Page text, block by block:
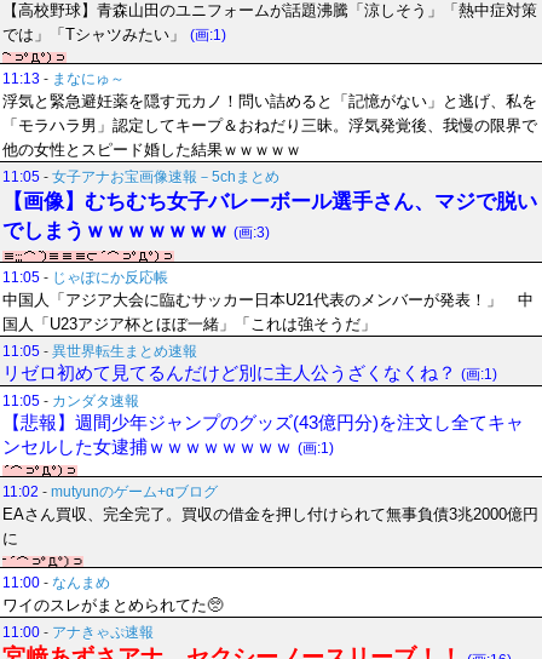
【高校野球】青森山田のユニフォームが話題沸騰「涼しそう」「熱中症対策
では」「Tシャツみたい」
(画:1)
11:13 - まなにゅ～
浮気と緊急避妊薬を隠す元カノ！問い詰めると「記憶がない」と逃げ、私を
「モラハラ男」認定してキープ＆おねだり三昧。浮気発覚後、我慢の限界で
他の女性とスピード婚した結果ｗｗｗｗｗ
11:05 - 女子アナお宝画像速報－5chまとめ
【画像】むちむち女子バレーボール選手さん、マジで脱い
でしまうｗｗｗｗｗｗｗ (画:3)
11:05 - じゃぽにか反応帳
中国人「アジア大会に臨むサッカー日本U21代表のメンバーが発表！」 中
国人「U23アジア杯とほぼ一緒」「これは強そうだ」
11:05 - 異世界転生まとめ速報
リゼロ初めて見てるんだけど別に主人公うざくなくね？ (画:1)
11:05 - カンダタ速報
【悲報】週間少年ジャンプのグッズ(43億円分)を注文し全てキャ
ンセルした女逮捕ｗｗｗｗｗｗｗｗ (画:1)
11:02 - mutyunのゲーム+αブログ
EAさん買収、完全完了。買収の借金を押し付けられて無事負債3兆2000億円
に
11:00 - なんまめ
ワイのスレがまとめられてた🥺
11:00 - アナきゃぷ速報